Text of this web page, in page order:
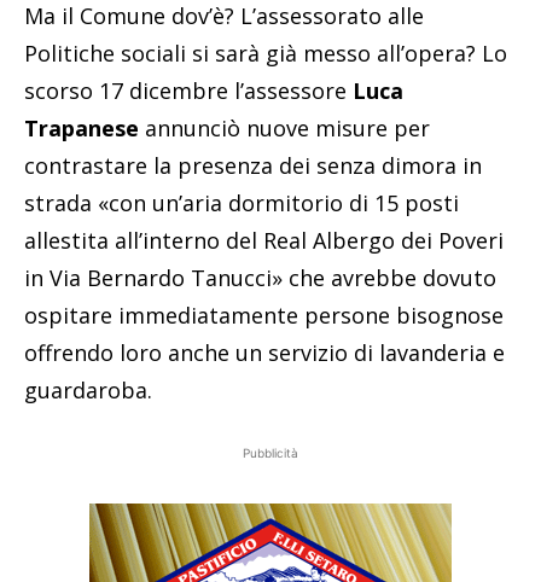
Ma il Comune dov’è? L’assessorato alle
Politiche sociali si sarà già messo all’opera? Lo
scorso 17 dicembre l’assessore Luca
Trapanese annunciò nuove misure per
contrastare la presenza dei senza dimora in
strada «con un’aria dormitorio di 15 posti
allestita all’interno del Real Albergo dei Poveri
in Via Bernardo Tanucci» che avrebbe dovuto
ospitare immediatamente persone bisognose
offrendo loro anche un servizio di lavanderia e
guardaroba.
Pubblicità